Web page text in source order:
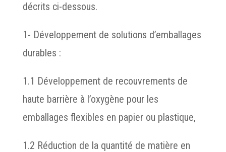
décrits ci-dessous.
1- Développement de solutions d’emballages
durables :
1.1 Développement de recouvrements de
haute barrière à l’oxygène pour les
emballages flexibles en papier ou plastique,
1.2 Réduction de la quantité de matière en